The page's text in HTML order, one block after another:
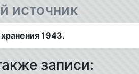
источник
1943.
записи: